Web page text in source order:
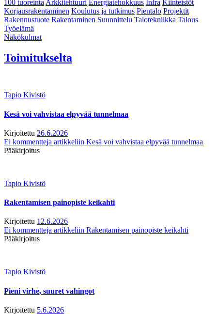
100 tuoreintaArkkitehtuuri Energiatehokkuus Infra Kiinteistöt
Korjausrakentaminen Koulutus ja tutkimus Pientalo Projektit
Rakennustuote Rakentaminen Suunnittelu Talotekniikka Talous
Työelämä
Näkökulmat
Toimitukselta
Tapio Kivistö
Kesä voi vahvistaa elpyvää tunnelmaa
Kirjoitettu 26.6.2026
Ei kommentteja artikkeliin Kesä voi vahvistaa elpyvää tunnelmaa
Pääkirjoitus
Tapio Kivistö
Rakentamisen painopiste keikahti
Kirjoitettu 12.6.2026
Ei kommentteja artikkeliin Rakentamisen painopiste keikahti
Pääkirjoitus
Tapio Kivistö
Pieni virhe, suuret vahingot
Kirjoitettu 5.6.2026